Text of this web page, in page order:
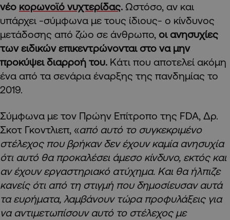
νέο κορωνοϊό νυχτερίδας. Ωστόσο, αν και
υπάρχει -σύμφωνα με τους ίδιους- ο κίνδυνος
μετάδοσης από ζώο σε άνθρωπο, οι ανησυχίες
των ειδικών επικεντρώνονται στο να μην
προκύψει διαρροή του. Κάτι που αποτελεί ακόμη
ένα από τα σενάρια έναρξης της πανδημίας το
2019.
Σύμφωνα με τον Πρώην Επίτροπο της FDA, Δρ.
Σκοτ Γκοντλιεπ, «από αυτό το συγκεκριμένο
στέλεχος που βρήκαν δεν έχουν καμία ανησυχία
ότι αυτό θα προκαλέσει άμεσο κίνδυνο, εκτός και
αν έχουν εργαστηριακό ατύχημα. Και θα ήλπιζε
κανείς ότι από τη στιγμή που δημοσίευσαν αυτά
τα ευρήματα, λαμβάνουν τώρα προφυλάξεις για
να αντιμετωπίσουν αυτό το στέλεχος με